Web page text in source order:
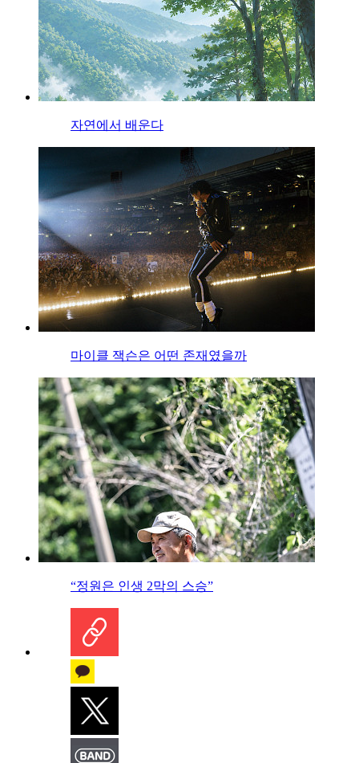
자연에서 배운다
마이클 잭슨은 어떤 존재였을까
“정원은 인생 2막의 스승”